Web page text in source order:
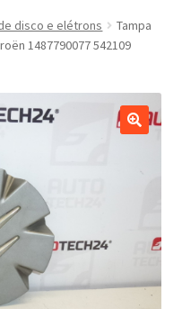
disco e elétrons
Tampa
1487790077 542109